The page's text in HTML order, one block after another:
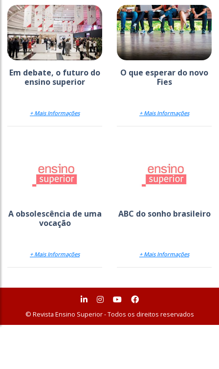
Em debate, o futuro do
ensino superior
+ Mais Informações
O que esperar do novo
Fies
+ Mais Informações
A obsolescência de uma
vocação
+ Mais Informações
ABC do sonho brasileiro
+ Mais Informações
© Revista Ensino Superior - Todos os direitos reservados